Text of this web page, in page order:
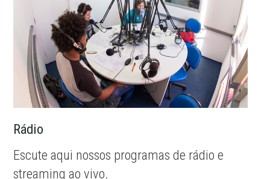
Rádio
Escute aqui nossos programas de rádio e
streaming ao vivo.